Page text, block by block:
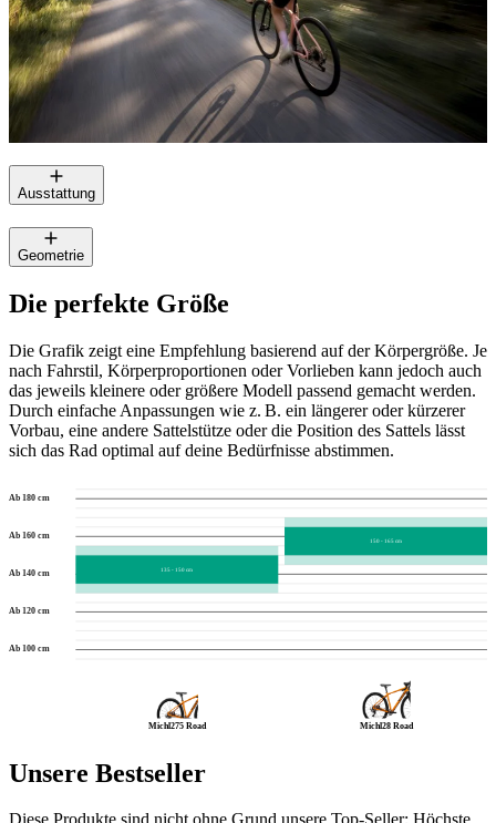
Ausstattung
Geometrie
Die perfekte Größe
Die Grafik zeigt eine Empfehlung basierend auf der Körpergröße. Je
nach Fahrstil, Körperproportionen oder Vorlieben kann jedoch auch
das jeweils kleinere oder größere Modell passend gemacht werden.
Durch einfache Anpassungen wie z. B. ein längerer oder kürzerer
Vorbau, eine andere Sattelstütze oder die Position des Sattels lässt
sich das Rad optimal auf deine Bedürfnisse abstimmen.
Ab 100 cm
Ab 120 cm
Ab 140 cm
Ab 160 cm
Ab 180 cm
Michl275 Road Michl28 Road
135 - 150 cm
150 - 165 cm
Unsere Bestseller